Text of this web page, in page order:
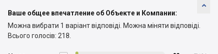

Ваше общее впечатление об Объекте и Компании:
Можна вибрати 1 варіант відповіді. Можна міняти відповіді.
Всього голосів: 218.